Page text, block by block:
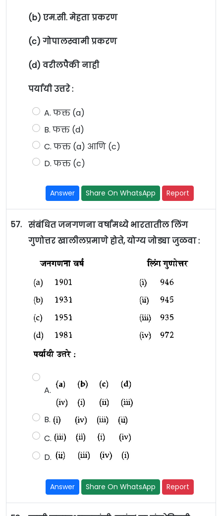
(b) एम.सी. मेहता प्रकरण
(c) गोपालस्वामी प्रकरण
(d) वरीलपैकी नाही
पर्यायी उत्तरे :
A. फक्त (a)
B. फक्त (d)
C. फक्त (a) आणि (c)
D. फक्त (c)
Answer Share On WhatsApp Report
57. संबंधित जनगणना वर्षामध्ये भारतातील लिंग
गुणोत्तर खालीलप्रमाणे होते, योग्य जोड्या जुळवा :
A.
B.
C.
D.
Answer Share On WhatsApp Report